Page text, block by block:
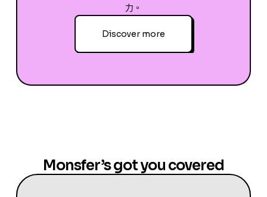
力。
Discover more
Monsfer’s got you covered